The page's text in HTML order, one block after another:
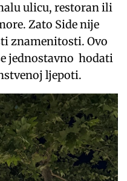
ulicu, restoran ili
Zato Side nije
znamenitosti. Ovo
jednostavno hodati
ljepoti.